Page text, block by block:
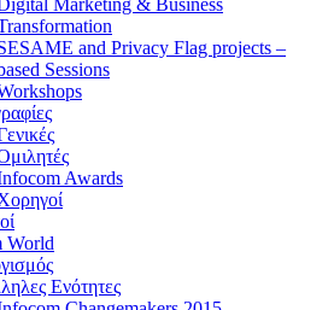
Marketing & Business
and Privacy Flag projects –
Sessions
Awards
World
Ενότητες